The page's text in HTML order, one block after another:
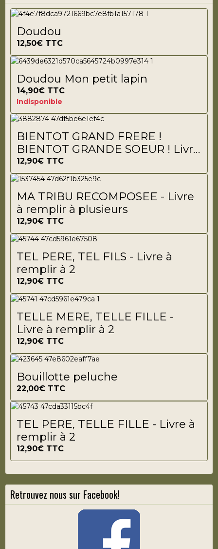
Doudou
12,50€ TTC
Doudou Mon petit lapin
14,90€ TTC
Indisponible
BIENTOT GRAND FRERE !
BIENTOT GRANDE SOEUR ! Livre
à remplir
12,90€ TTC
MA TRIBU RECOMPOSEE - Livre
à remplir à plusieurs
12,90€ TTC
TEL PERE, TEL FILS - Livre à
remplir à 2
12,90€ TTC
TELLE MERE, TELLE FILLE -
Livre à remplir à 2
12,90€ TTC
Bouillotte peluche
22,00€ TTC
TEL PERE, TELLE FILLE - Livre à
remplir à 2
12,90€ TTC
Retrouvez nous sur Facebook!